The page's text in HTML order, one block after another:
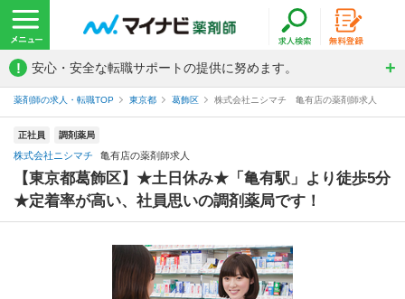
! 安心・安全な転職サポートの提供に努めます。
薬剤師の求人・転職TOP 東京都 葛飾区 株式会社ニシマチ 亀有店の薬剤師求人
正社員 調剤薬局
株式会社ニシマチ 亀有店の薬剤師求人
【東京都葛飾区】★土日休み★「亀有駅」より徒歩5分
★定着率が高い、社員思いの調剤薬局です！